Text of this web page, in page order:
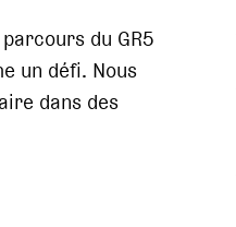
du GR5
un défi. Nous
dans des